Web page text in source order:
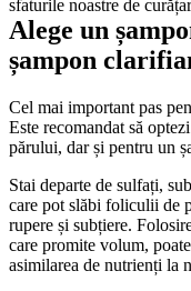
sfaturile noastre de
Alege un
șampon
Cel mai important pas
Este recomandat să
părului, dar și pentru un
Stai departe de sulfați,
care pot slăbi foliculii de
rupere și subțiere.
care promite volum,
asimilarea de nutrienți la